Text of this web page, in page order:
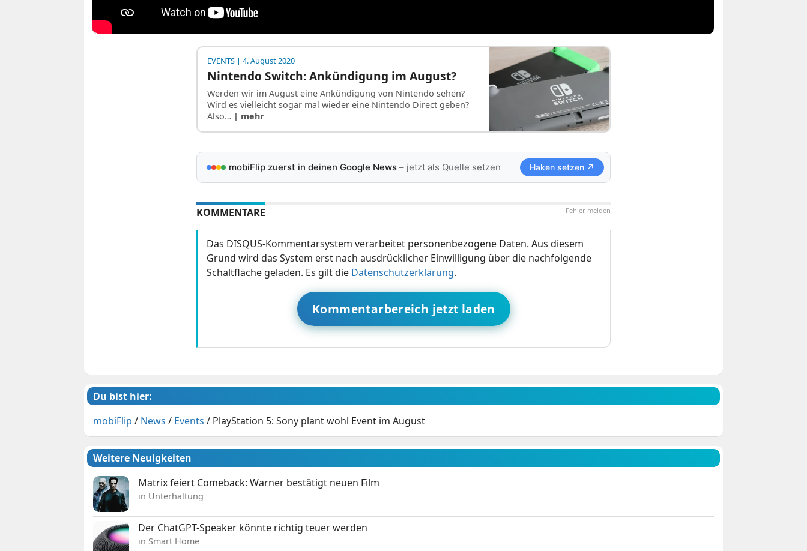
EVENTS| 4. August 2020
Nintendo Switch: Ankündigung im August?
Werden wir im August eine Ankündigung von Nintendo sehen?
Wird es vielleicht sogar mal wieder eine Nintendo Direct geben?
Also… | mehr
mobiFlip zuerst in deinen Google News– jetzt als Quelle setzen Haken setzen ↗
Fehler melden
KOMMENTARE
Das DISQUS-Kommentarsystem verarbeitet personenbezogene Daten. Aus diesem
Grund wird das System erst nach ausdrücklicher Einwilligung über die nachfolgende
Schaltfläche geladen. Es gilt die Datenschutzerklärung.
Kommentarbereich jetzt laden
Du bist hier:
mobiFlip / News / Events / PlayStation 5: Sony plant wohl Event im August
Weitere Neuigkeiten
Matrix feiert Comeback: Warner bestätigt neuen Film
in Unterhaltung
Der ChatGPT-Speaker könnte richtig teuer werden
in Smart Home